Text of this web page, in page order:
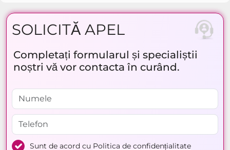
SOLICITĂ APEL
Completați formularul și specialiștii
noștri vă vor contacta în curând.
Sunt de acord cu Politica de confidențialitate